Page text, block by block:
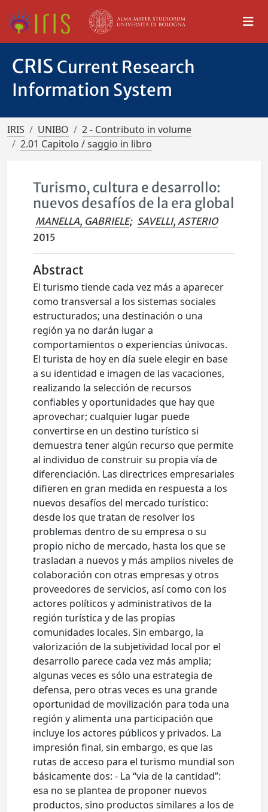
CRIS Current Research
Information System
IRIS UNIBO
2 - Contributo in volume
2.01 Capitolo / saggio in libro
Turismo, cultura e desarrollo:
nuevos desafíos de la era global
MANELLA, GABRIELE; SAVELLI, ASTERIO
2015
Abstract
El turismo tiende cada vez más a aparecer
como transversal a los sistemas sociales
estructurados; una destinación o una
región ya no darán lugar a
comportamientos o experiencias únivocas.
El turista de hoy en día suele elegir en base
a su identidad e imagen de las vacaciones,
realizando la selección de recursos
confiables y oportunidades que hay que
aprovechar; cualquier lugar puede
convertirse en un destino turístico si
demuestra tener algún recurso que permite
al individuo de construir su propia vía de
diferenciación. Las directrices empresariales
difieren en gran medida en respuesta a los
nuevos desafíos del mercado turístico:
desde los que tratan de resolver los
problemas dentro de su empresa o su
propio nicho de mercado, hasta los que se
trasladan a nuevos y más amplios niveles de
colaboración con otras empresas y otros
proveedores de servicios, así como con los
actores políticos y administrativos de la
región turística y de las propias
comunidades locales. Sin embargo, la
valorización de la subjetividad local por el
desarrollo parece cada vez más amplia;
algunas veces es sólo una estrategia de
defensa, pero otras veces es una grande
oportunidad de movilización para toda una
región y alimenta una participación que
incluye los actores públicos y privados. La
impresión final, sin embargo, es que las
rutas de acceso para el turismo mundial son
básicamente dos: - La “via de la cantidad”:
esa no se plantea de proponer nuevos
productos, sino productos similares a los de